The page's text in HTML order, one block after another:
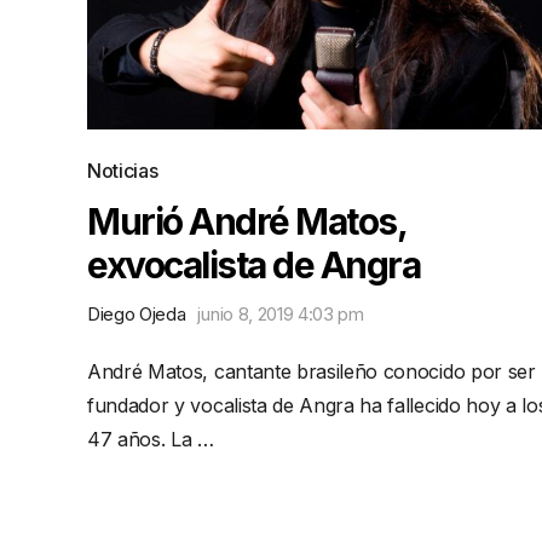
Noticias
Murió André Matos,
exvocalista de Angra
Diego Ojeda junio 8, 2019 4:03 pm
André Matos, cantante brasileño conocido por ser
fundador y vocalista de Angra ha fallecido hoy a
47 años. La …